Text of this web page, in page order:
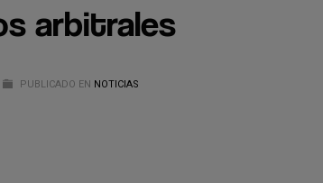
arbitrales
PUBLICADO EN NOTICIAS